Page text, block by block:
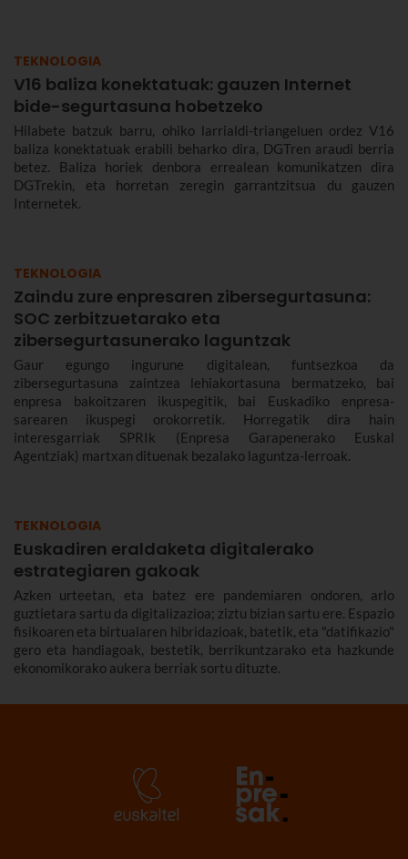
TEKNOLOGIA
V16 baliza konektatuak: gauzen Internet
bide-segurtasuna hobetzeko
Hilabete batzuk barru, ohiko larrialdi-triangeluen ordez V16
baliza konektatuak erabili beharko dira, DGTren araudi berria
betez. Baliza horiek denbora errealean komunikatzen dira
DGTrekin, eta horretan zeregin garrantzitsua du gauzen
Internetek.
TEKNOLOGIA
Zaindu zure enpresaren zibersegurtasuna:
SOC zerbitzuetarako eta
zibersegurtasunerako laguntzak
Gaur egungo ingurune digitalean, funtsezkoa da
zibersegurtasuna zaintzea lehiakortasuna bermatzeko, bai
enpresa bakoitzaren ikuspegitik, bai Euskadiko enpresa-
sarearen ikuspegi orokorretik. Horregatik dira hain
interesgarriak SPRIk (Enpresa Garapenerako Euskal
Agentziak) martxan dituenak bezalako laguntza-lerroak.
TEKNOLOGIA
Euskadiren eraldaketa digitalerako
estrategiaren gakoak
Azken urteetan, eta batez ere pandemiaren ondoren, arlo
guztietara sartu da digitalizazioa; ziztu bizian sartu ere. Espazio
fisikoaren eta birtualaren hibridazioak, batetik, eta "datifikazio"
gero eta handiagoak, bestetik, berrikuntzarako eta hazkunde
ekonomikorako aukera berriak sortu dituzte.